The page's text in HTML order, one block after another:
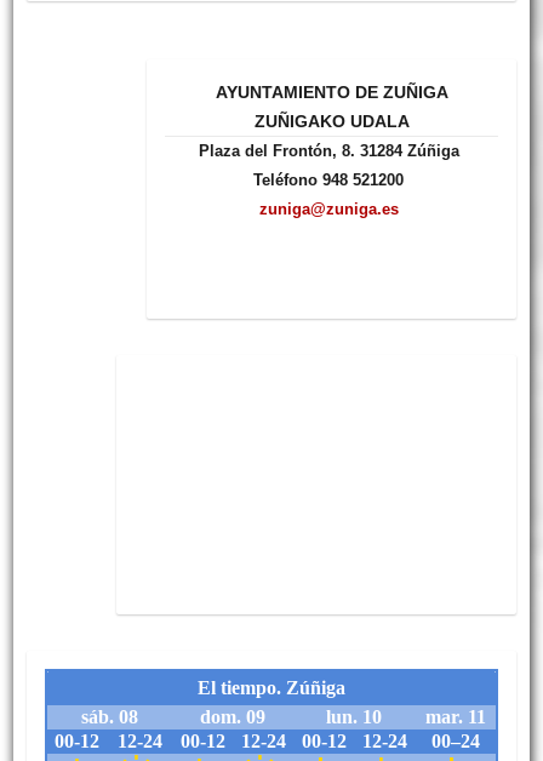
AYUNTAMIENTO DE ZUÑIGA
ZUÑIGAKO UDALA
Plaza del Frontón, 8. 31284 Zúñiga
Teléfono 948 521200
zuniga@zuniga.es